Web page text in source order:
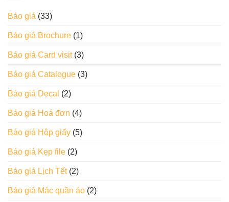
Báo giá (33)
Báo giá Brochure (1)
Báo giá Card visit(3)
Báo giá Catalogue (3)
Báo giá Decal (2)
Báo giá Hoá đơn (4)
Báo giá Hộp giấy (5)
Báo giá Kẹp file (2)
Báo giá Lịch Tết(2)
Báo giá Mác quần áo (2)